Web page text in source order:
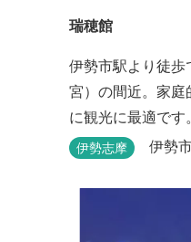
瑞穂館
伊勢市駅より徒
宮）の間近。家庭
に観光に最適です。
伊勢志摩 伊勢